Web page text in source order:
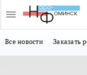
Все новости Заказать